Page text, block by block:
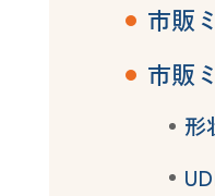
市販
市販
形